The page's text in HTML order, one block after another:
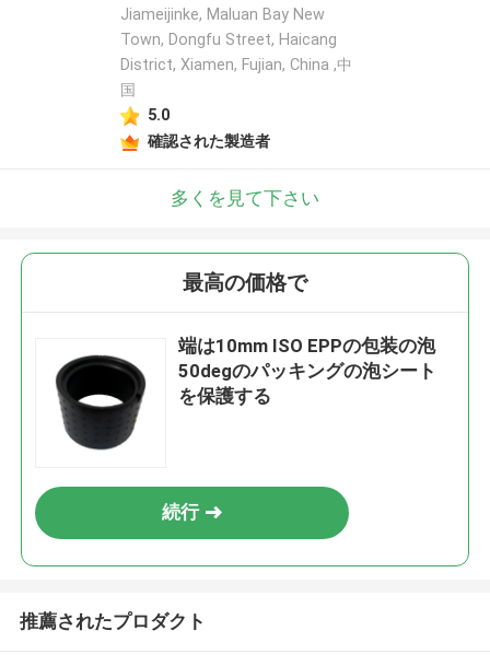
Jiameijinke, Maluan Bay New
Town, Dongfu Street, Haicang
District, Xiamen, Fujian, China ,中
国
5.0
確認された製造者
多くを見て下さい
最高の価格で
端は10mm ISO EPPの包装の泡
50degのパッキングの泡シート
を保護する
続行
推薦されたプロダクト